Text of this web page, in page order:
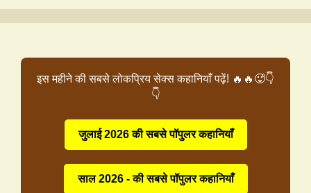
इस महीने की सबसे लोकप्रिय सेक्स कहानियाँ पढ़ें! 🔥🔥🥵👇
👇
जुलाई 2026 की सबसे पॉपुलर कहानियाँ
साल 2026 - की सबसे पॉपुलर कहानियाँ